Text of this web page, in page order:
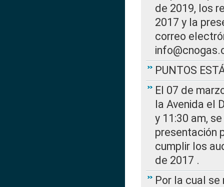
de 2019, los
2017 y la
correo
PUNTOS
El 07 de
la Avenida el
y 11:30 am,
presentación
cumplir los
de 2017 .
Por la cual se